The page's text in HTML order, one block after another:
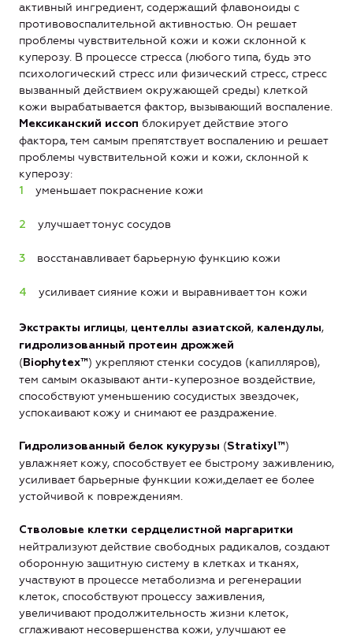
активный ингредиент, содержащий флавоноиды с
противовоспалительной активностью. Он решает
проблемы чувствительной кожи и кожи склонной к
куперозу. В процессе стресса (любого типа, будь это
психологический стресс или физический стресс, стресс
вызванный действием окружающей среды) клеткой
кожи вырабатывается фактор, вызывающий воспаление.
Мексиканский иссоп блокирует действие этого
фактора, тем самым препятствует воспалению и решает
проблемы чувствительной кожи и кожи, склонной к
куперозу:
уменьшает покраснение кожи
улучшает тонус сосудов
восстанавливает барьерную функцию кожи
усиливает сияние кожи и выравнивает тон кожи
Экстракты иглицы, центеллы азиатской, календулы,
гидролизованный протеин дрожжей
( Biophytex™) укрепляют стенки сосудов (капилляров),
тем самым оказывают анти-куперозное воздействие,
способствуют уменьшению сосудистых звездочек,
успокаивают кожу и снимают ее раздражение.
Гидролизованный белок кукурузы (Stratixyl™)
увлажняет кожу, способствует ее быстрому заживлению,
усиливает барьерные функции кожи,делает ее более
устойчивой к повреждениям.
Стволовые клетки сердцелистной маргаритки
нейтрализуют действие свободных радикалов, создают
оборонную защитную систему в клетках и тканях,
участвуют в процессе метаболизма и регенерации
клеток, способствуют процессу заживления,
увеличивают продолжительность жизни клеток,
сглаживают несовершенства кожи, улучшают ее